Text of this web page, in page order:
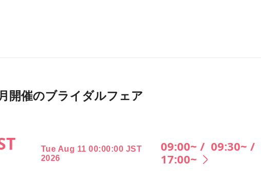
開催のブライダルフェア
Tue Aug 11 00:00:00 JST
2026
09:00~ / 09:30~ /
17:00~